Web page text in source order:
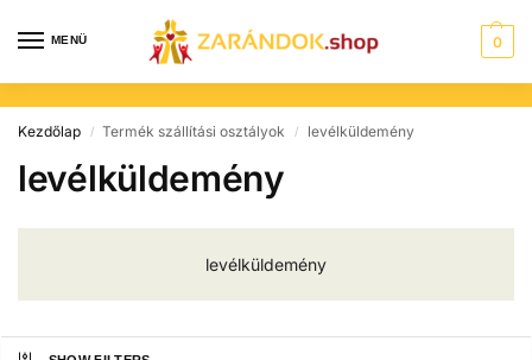
MENÜ 0
Kezdőlap / Termék szállítási osztályok / levélküldemény
levélküldemény
levélküldemény